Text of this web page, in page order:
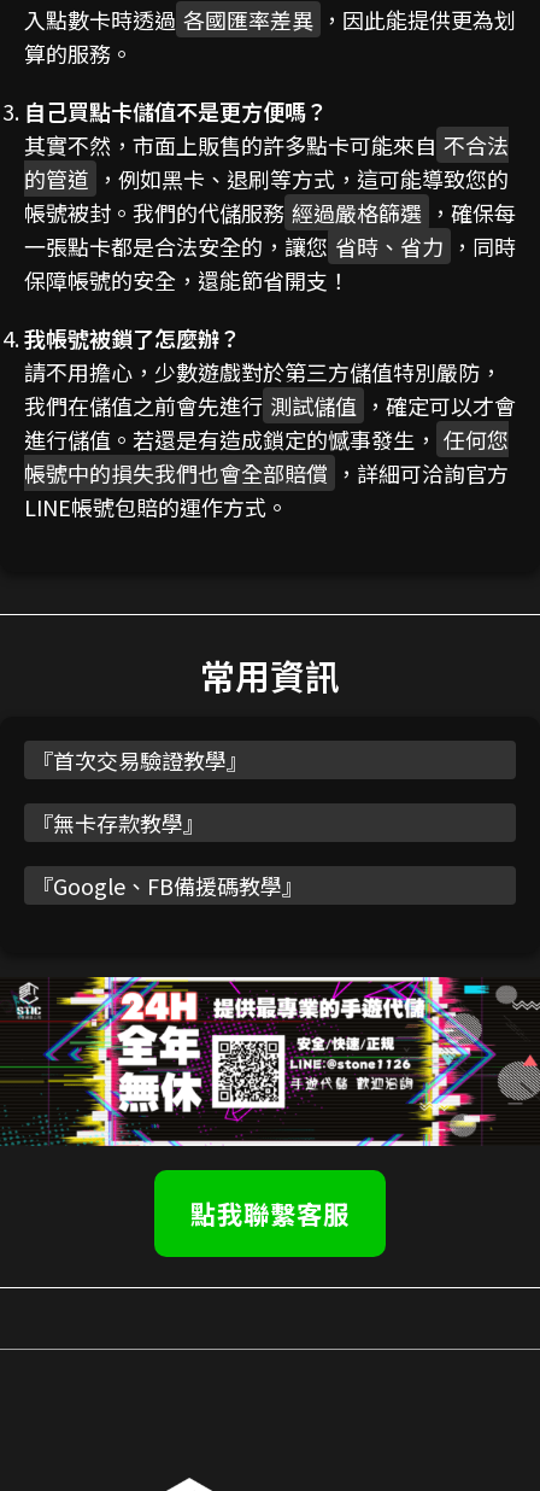
入點數卡時透過 各國匯率差異 ，因此能提供更為划
算的服務。
自己買點卡儲值不是更方便嗎？
其實不然，市面上販售的許多點卡可能來自 不合法
的管道 ，例如黑卡、退刷等方式，這可能導致您的
帳號被封。我們的代儲服務 經過嚴格篩選 ，確保每
一張點卡都是合法安全的，讓您 省時、省力 ，同時
保障帳號的安全，還能節省開支！
我帳號被鎖了怎麼辦？
請不用擔心，少數遊戲對於第三方儲值特別嚴防，
我們在儲值之前會先進行 測試儲值 ，確定可以才會
進行儲值。若還是有造成鎖定的憾事發生， 任何您
帳號中的損失我們也會全部賠償 ，詳細可洽詢官方
LINE帳號包賠的運作方式。
常用資訊
『首次交易驗證教學』
『無卡存款教學』
『Google、FB備援碼教學』
點我聯繫客服